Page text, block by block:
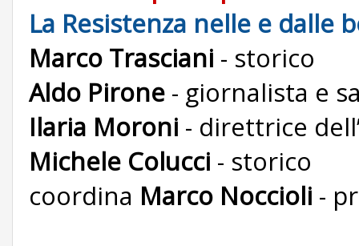
La Resistenza nelle e dalle
Marco Trasciani - storico
Aldo Pirone - giornalista e
Ilaria Moroni - direttrice
Michele Colucci - storico
coordina Marco Noccioli -